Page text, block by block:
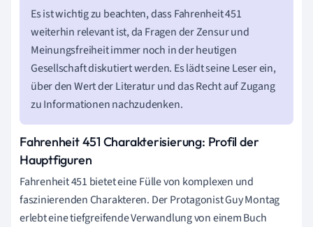
Es ist wichtig zu beachten, dass Fahrenheit 451
weiterhin relevant ist, da Fragen der Zensur und
Meinungsfreiheit immer noch in der heutigen
Gesellschaft diskutiert werden. Es lädt seine Leser ein,
über den Wert der Literatur und das Recht auf Zugang
zu Informationen nachzudenken.
Fahrenheit 451 Charakterisierung: Profil der
Hauptfiguren
Fahrenheit 451 bietet eine Fülle von komplexen und
faszinierenden Charakteren. Der Protagonist Guy Montag
erlebt eine tiefgreifende Verwandlung von einem Buch